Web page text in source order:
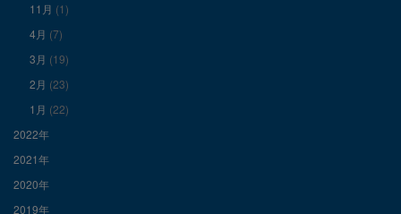
示
11月 (1)
4月 (7)
3月 (19)
2月 (23)
1月 (22)
2022年
2021年
2020年
2019年